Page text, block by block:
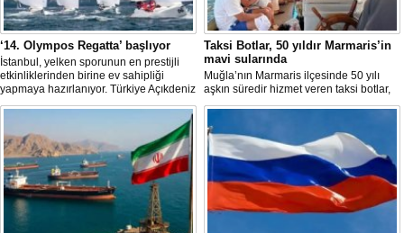
‘14. Olympos Regatta’ başlıyor
İstanbul, yelken sporunun en prestijli
etkinliklerinden birine ev sahipliği
yapmaya hazırlanıyor. Türkiye Açıkdeniz
Yarış Kulübü (TAYK), Türkiye Yelken
birliğiyle hayata geçirilecek olan 14.
TAYK - Eker Olympos Regatta, 7
Ağustos'ta start alacak ve 16 Ağustos'a
kadar deniz tutkunlarını bir araya
getirecek. "Rüzgâ
Taksi Botlar, 50 yıldır Marmaris’in
mavi sularında
Muğla’nın Marmaris ilçesinde 50 yılı
aşkın süredir hizmet veren taksi botlar,
hem ulaşım hem de turistik gezi